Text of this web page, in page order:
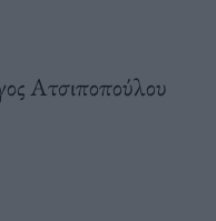
Ατσιποπούλου